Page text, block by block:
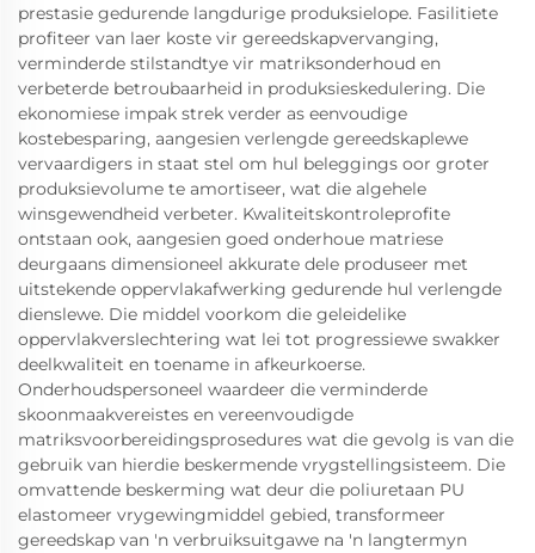
prestasie gedurende langdurige produksielope. Fasilitiete
profiteer van laer koste vir gereedskapvervanging,
verminderde stilstandtye vir matriksonderhoud en
verbeterde betroubaarheid in produksieskedulering. Die
ekonomiese impak strek verder as eenvoudige
kostebesparing, aangesien verlengde gereedskaplewe
vervaardigers in staat stel om hul beleggings oor groter
produksievolume te amortiseer, wat die algehele
winsgewendheid verbeter. Kwaliteitskontroleprofite
ontstaan ook, aangesien goed onderhoue matriese
deurgaans dimensioneel akkurate dele produseer met
uitstekende oppervlakafwerking gedurende hul verlengde
dienslewe. Die middel voorkom die geleidelike
oppervlakverslechtering wat lei tot progressiewe swakker
deelkwaliteit en toename in afkeurkoerse.
Onderhoudspersoneel waardeer die verminderde
skoonmaakvereistes en vereenvoudigde
matriksvoorbereidingsprosedures wat die gevolg is van die
gebruik van hierdie beskermende vrygstellingsisteem. Die
omvattende beskerming wat deur die poliuretaan PU
elastomeer vrygewingmiddel gebied, transformeer
gereedskap van 'n verbruiksuitgawe na 'n langtermyn